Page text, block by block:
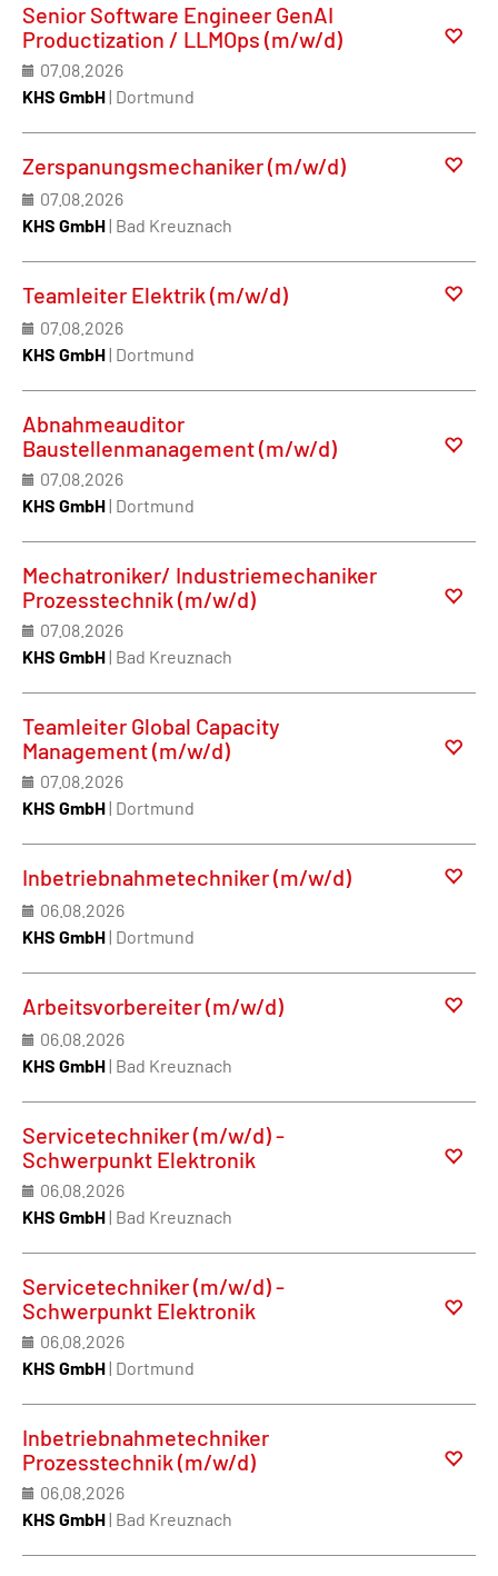
Senior Software Engineer GenAI
Productization / LLMOps (m/w/d)
07.08.2026
KHS GmbH| Dortmund
Zerspanungsmechaniker (m/w/d)
07.08.2026
KHS GmbH| Bad Kreuznach
Teamleiter Elektrik (m/w/d)
07.08.2026
KHS GmbH| Dortmund
Abnahmeauditor
Baustellenmanagement (m/w/d)
07.08.2026
KHS GmbH| Dortmund
Mechatroniker/ Industriemechaniker
Prozesstechnik (m/w/d)
07.08.2026
KHS GmbH| Bad Kreuznach
Teamleiter Global Capacity
Management (m/w/d)
07.08.2026
KHS GmbH| Dortmund
Inbetriebnahmetechniker (m/w/d)
06.08.2026
KHS GmbH| Dortmund
Arbeitsvorbereiter (m/w/d)
06.08.2026
KHS GmbH| Bad Kreuznach
Servicetechniker (m/w/d) -
Schwerpunkt Elektronik
06.08.2026
KHS GmbH| Bad Kreuznach
Servicetechniker (m/w/d) -
Schwerpunkt Elektronik
06.08.2026
KHS GmbH| Dortmund
Inbetriebnahmetechniker
Prozesstechnik (m/w/d)
06.08.2026
KHS GmbH| Bad Kreuznach